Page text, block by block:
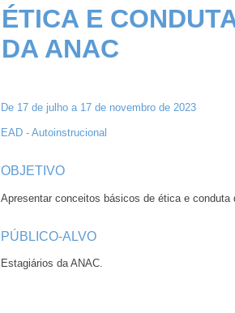
ÉTICA E
DA ANAC
De 17 de julho a 17 de novembro de 2023
EAD - Autoinstrucional
OBJETIVO
Apresentar conceitos básicos de ética e conduta
PÚBLICO-ALVO
Estagiários da ANAC.